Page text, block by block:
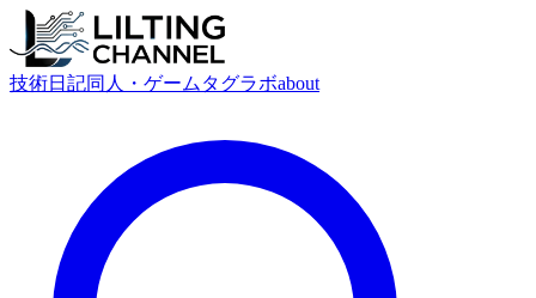
技術日記同人・ゲーム タグラボabout